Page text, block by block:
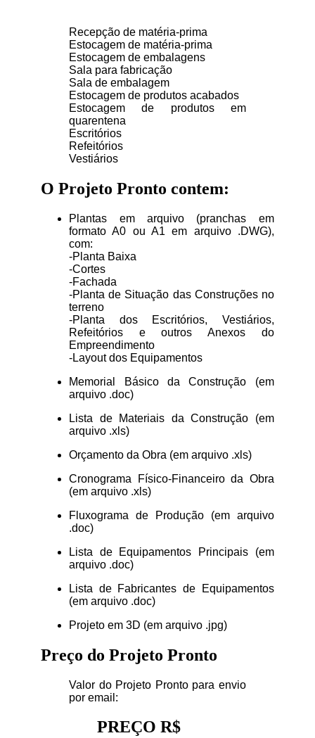
Recepção de matéria-prima
Estocagem de matéria-prima
Estocagem de embalagens
Sala para fabricação
Sala de embalagem
Estocagem de produtos acabados
Estocagem de produtos em
quarentena
Escritórios
Refeitórios
Vestiários
O Projeto Pronto contem:
Plantas em arquivo (pranchas em
formato A0 ou A1 em arquivo .DWG),
com:
-Planta Baixa
-Cortes
-Fachada
-Planta de Situação das Construções no
terreno
-Planta dos Escritórios, Vestiários,
Refeitórios e outros Anexos do
Empreendimento
-Layout dos Equipamentos
Memorial Básico da Construção (em
arquivo .doc)
Lista de Materiais da Construção (em
arquivo .xls)
Orçamento da Obra (em arquivo .xls)
Cronograma Físico-Financeiro da Obra
(em arquivo .xls)
Fluxograma de Produção (em arquivo
.doc)
Lista de Equipamentos Principais (em
arquivo .doc)
Lista de Fabricantes de Equipamentos
(em arquivo .doc)
Projeto em 3D (em arquivo .jpg)
Preço do Projeto Pronto
Valor do Projeto Pronto para envio
por email:
PREÇO R$